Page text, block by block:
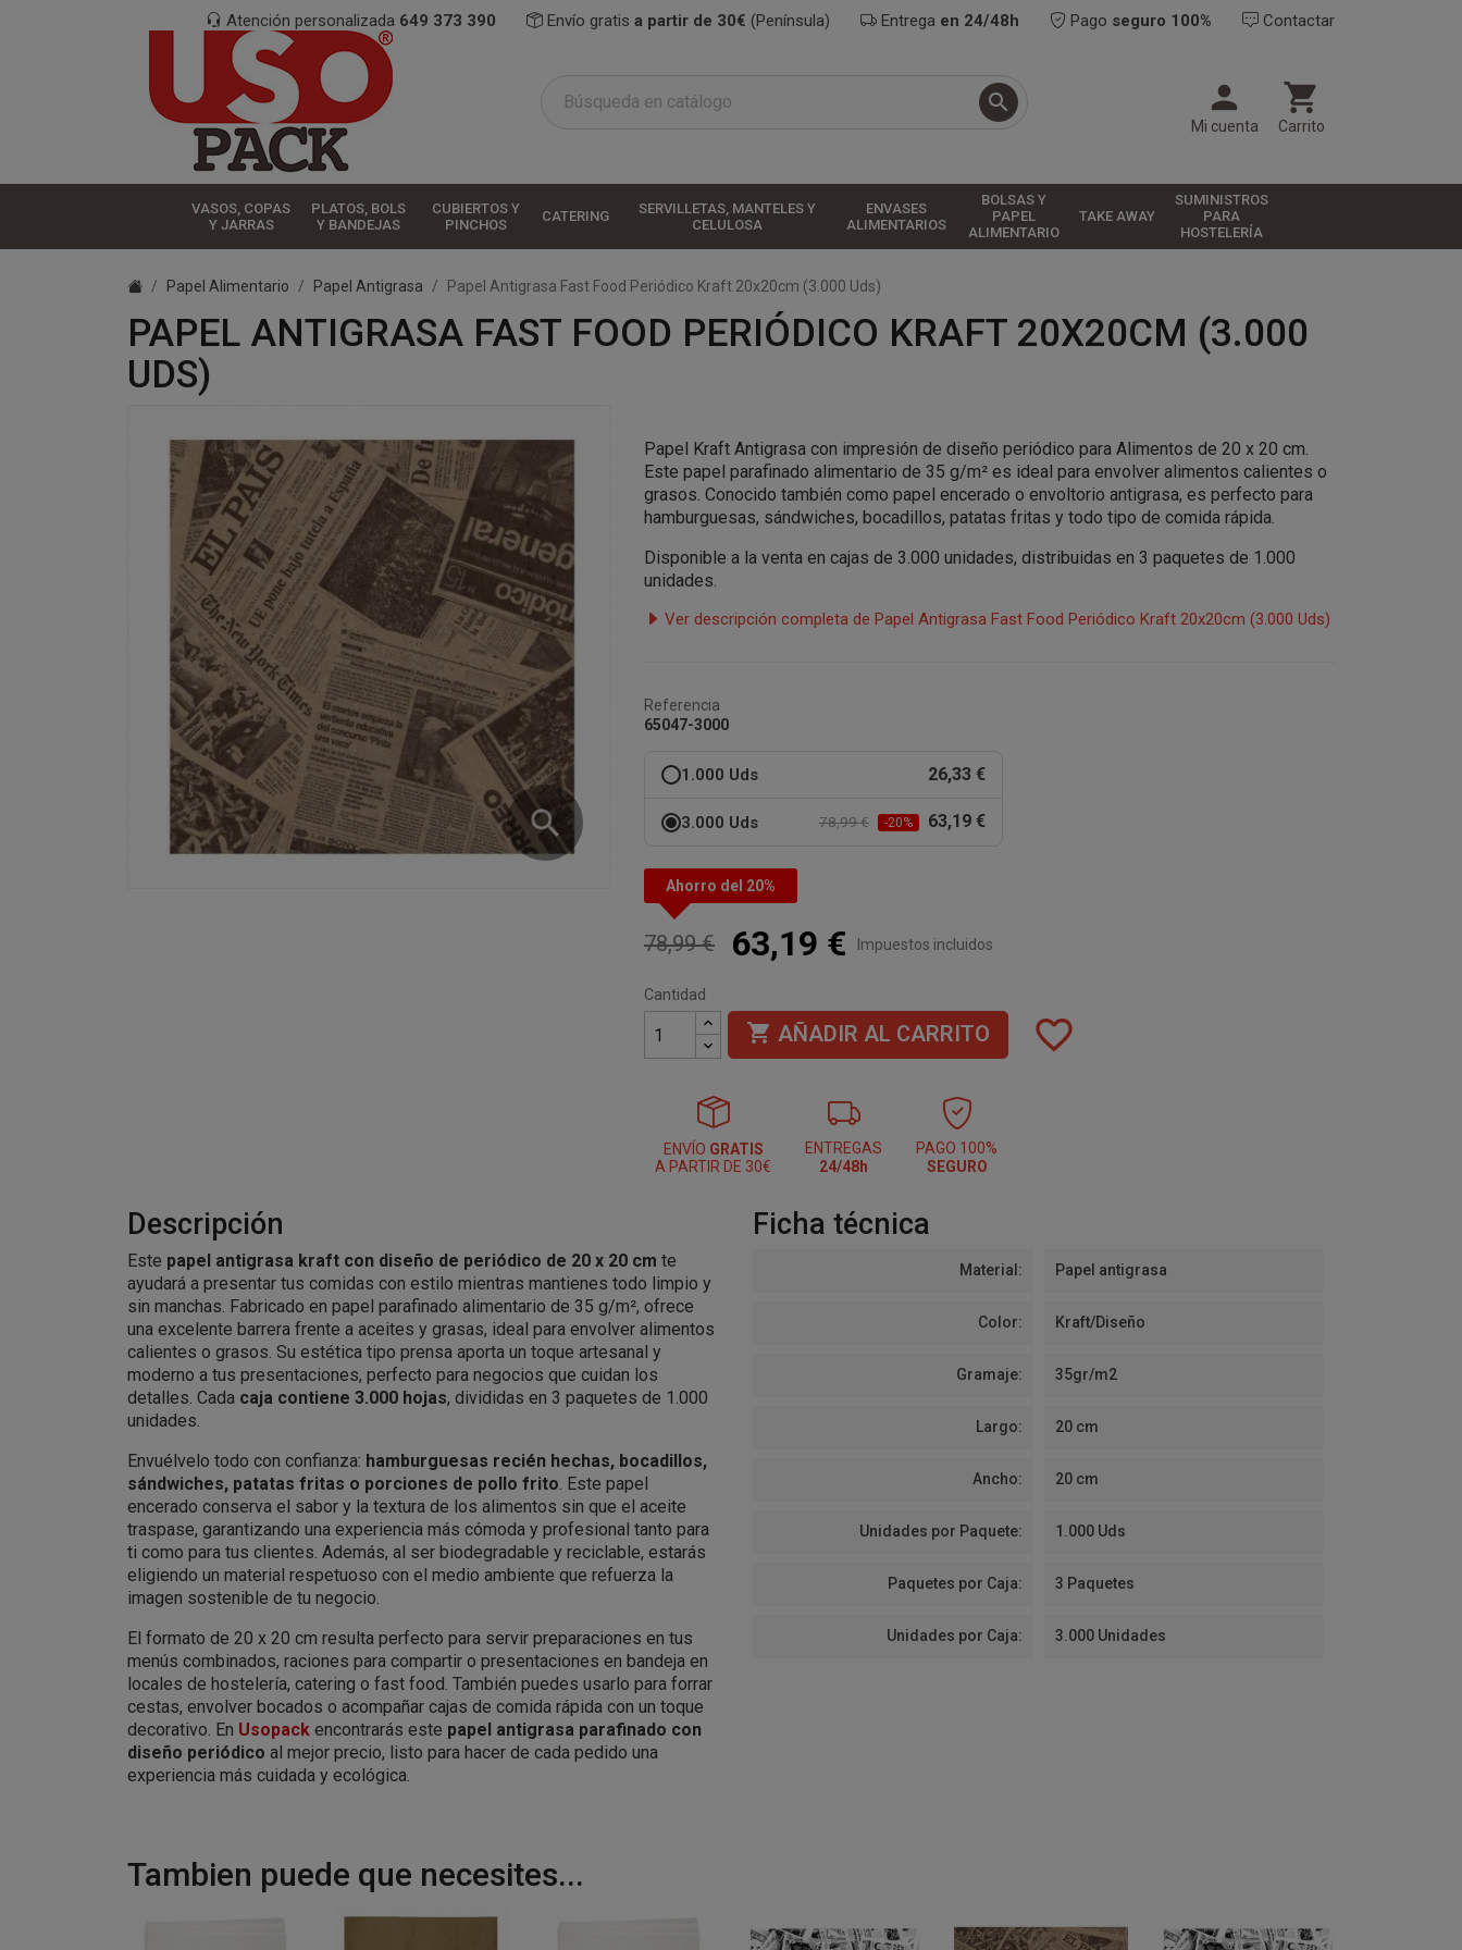
Atención personalizada 649 373 390 Envío gratis a partir de 30€ (Península) Entrega en 24/48h Pago seguro 100% Contactar
 
Mi cuenta

Carrito
VASOS, COPAS
Y JARRAS
PLATOS, BOLS
Y BANDEJAS
CUBIERTOS Y
PINCHOS
CATERING
SERVILLETAS, MANTELES Y
CELULOSA
ENVASES
ALIMENTARIOS
BOLSAS Y
PAPEL
ALIMENTARIO
TAKE AWAY
SUMINISTROS
PARA
HOSTELERÍA
Papel Alimentario Papel Antigrasa Papel Antigrasa Fast Food Periódico Kraft 20x20cm (3.000 Uds)
PAPEL ANTIGRASA FAST FOOD PERIÓDICO KRAFT 20X20CM (3.000
UDS)
search
Papel Kraft Antigrasa con impresión de diseño periódico para Alimentos de 20 x 20 cm.
Este papel parafinado alimentario de 35 g/m² es ideal para envolver alimentos calientes o
grasos. Conocido también como papel encerado o envoltorio antigrasa, es perfecto para
hamburguesas, sándwiches, bocadillos, patatas fritas y todo tipo de comida rápida.
Disponible a la venta en cajas de 3.000 unidades, distribuidas en 3 paquetes de 1.000
unidades.
Ver descripción completa de Papel Antigrasa Fast Food Periódico Kraft 20x20cm (3.000 Uds)
Referencia
65047-3000
1.000 Uds 26,33 €
3.000 Uds 78,99 € -20% 63,19 €
Ahorro del 20%
78,99 € 63,19 € Impuestos incluidos
Cantidad
 AÑADIR AL CARRITO favorite_border
ENVÍO GRATIS
A PARTIR DE 30€
ENTREGAS
24/48h
PAGO 100%
SEGURO
Descripción
Este papel antigrasa kraft con diseño de periódico de 20 x 20 cm te
ayudará a presentar tus comidas con estilo mientras mantienes todo limpio y
sin manchas. Fabricado en papel parafinado alimentario de 35 g/m², ofrece
una excelente barrera frente a aceites y grasas, ideal para envolver alimentos
calientes o grasos. Su estética tipo prensa aporta un toque artesanal y
moderno a tus presentaciones, perfecto para negocios que cuidan los
detalles. Cada caja contiene 3.000 hojas, divididas en 3 paquetes de 1.000
unidades.
Envuélvelo todo con confianza: hamburguesas recién hechas, bocadillos,
sándwiches, patatas fritas o porciones de pollo frito. Este papel
encerado conserva el sabor y la textura de los alimentos sin que el aceite
traspase, garantizando una experiencia más cómoda y profesional tanto para
ti como para tus clientes. Además, al ser biodegradable y reciclable, estarás
eligiendo un material respetuoso con el medio ambiente que refuerza la
imagen sostenible de tu negocio.
El formato de 20 x 20 cm resulta perfecto para servir preparaciones en tus
menús combinados, raciones para compartir o presentaciones en bandeja en
locales de hostelería, catering o fast food. También puedes usarlo para forrar
cestas, envolver bocados o acompañar cajas de comida rápida con un toque
decorativo. En Usopack encontrarás este papel antigrasa parafinado con
diseño periódico al mejor precio, listo para hacer de cada pedido una
experiencia más cuidada y ecológica.
Ficha técnica
Material: Papel antigrasa
Color: Kraft/Diseño
Gramaje: 35gr/m2
Largo: 20 cm
Ancho: 20 cm
Unidades por Paquete: 1.000 Uds
Paquetes por Caja: 3 Paquetes
Unidades por Caja: 3.000 Unidades
Tambien puede que necesites...